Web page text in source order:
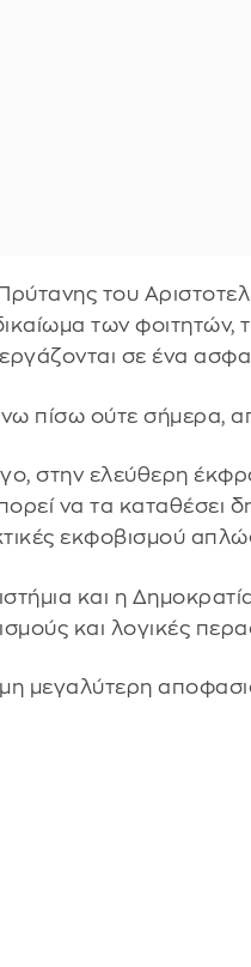
του
των
σε ένα
πίσω ούτε σήμερα,
στην ελεύθερη
να τα καταθέσει
εκφοβισμού
και η
και λογικές
μεγαλύτερη